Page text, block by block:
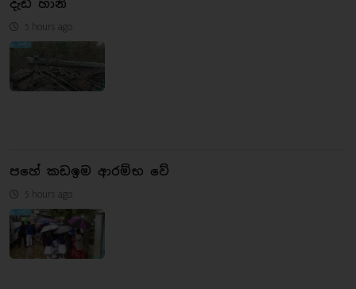
දැඩි හානි
5 hours ago
පහේ කඩඉම ආරම්භ වේ
5 hours ago